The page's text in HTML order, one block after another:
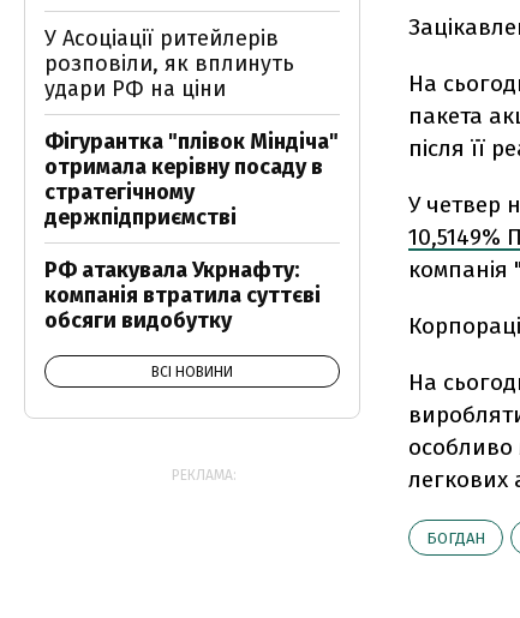
На
пакета
після її
У четвер
10,5149%
компанія
На
особливо
легкових
БОГДАН
У Асоціації ритейлерів
розповіли, як вплинуть
удари РФ на ціни
Фігурантка "плівок Міндіча"
отримала керівну посаду в
стратегічному
держпідприємстві
РФ атакувала Укрнафту:
компанія втратила суттєві
обсяги видобутку
ВСІ НОВИНИ
РЕКЛАМА: